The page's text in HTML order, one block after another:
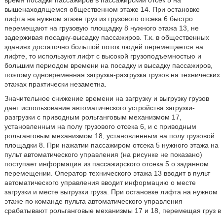
вышенаходящемся общественном этаже 14. При остановке
лифта на нужном этаже груз из грузового отсека 6 быстро
перемещают на грузовую площадку 8 нужного этажа 13, не
задерживая посадку-высадку пассажиров. Т.к. в общественных
зданиях достаточно большой поток людей перемещается на
лифте, то используют лифт с высокой грузоподъемностью и
большим периодом времени на посадку и высадку пассажиров,
поэтому одновременная загрузка-разгрузка грузов на технических
этажах практически незаметна.
Значительное снижение времени на загрузку и выгрузку грузов
дает использование автоматического устройства загрузки-
разгрузки с приводным рольганговым механизмом 17,
установленным на полу грузового отсека 6, и с приводным
рольганговым механизмом 18, установленным на полу грузовой
площадки 8. При нажатии пассажиром отсека 5 нужного этажа на
пульт автоматического управления (на рисунке не показано)
поступает информация из пассажирского отсека 5 о заданном
перемещении. Оператор технического этажа 13 вводит в пульт
автоматического управления вводит информацию о месте
загрузки и месте выгрузки груза. При остановке лифта на нужном
этаже по команде пульта автоматического управления
срабатывают рольганговые механизмы 17 и 18, перемещая груз в